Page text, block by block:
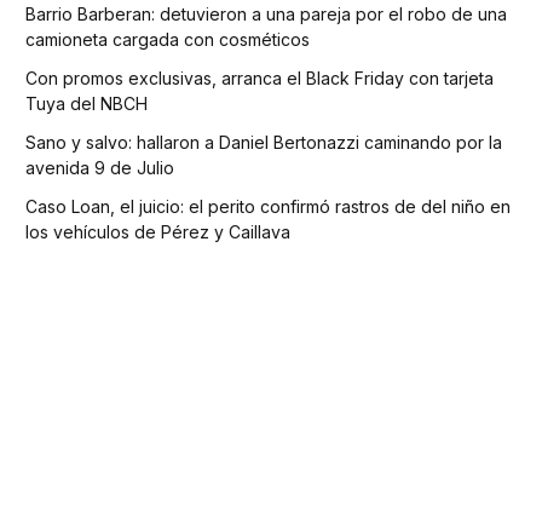
Barrio Barberan: detuvieron a una pareja por el robo de una
camioneta cargada con cosméticos
Con promos exclusivas, arranca el Black Friday con tarjeta
Tuya del NBCH
Sano y salvo: hallaron a Daniel Bertonazzi caminando por la
avenida 9 de Julio
Caso Loan, el juicio: el perito confirmó rastros de del niño en
los vehículos de Pérez y Caillava